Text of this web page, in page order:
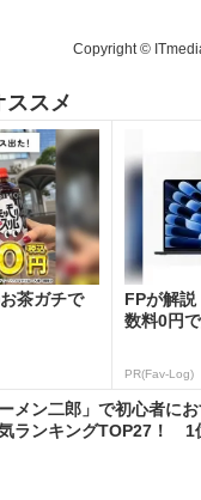
Copyright ©
ススメ
茶ガチで
FPが解
数料0円
PR(Fav-Log)
ーメン二郎」で初心者に
ランキングTOP27！ 1